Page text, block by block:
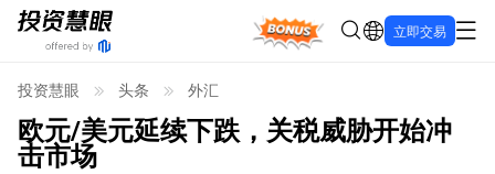
Bonus 立即交易
投资慧眼 头条 外汇
欧元/美元延续下跌，关税威胁开始冲
击市场